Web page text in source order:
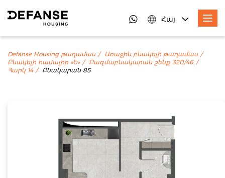
Հայ
Defanse Housing թաղամաս
Առաջին բնակելի թաղամաս
Բնակելի համալիր «Ե»
Բազմաբնակարան շենք 320/46
Հարկ 14
Բնակարան 85